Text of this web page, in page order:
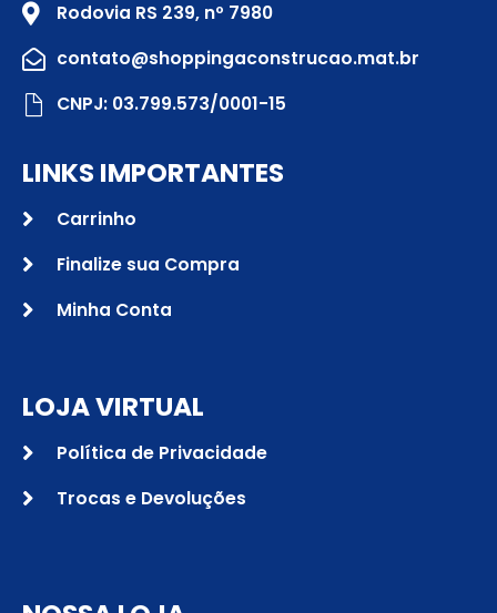
Rodovia RS 239, nº 7980
contato@shoppingaconstrucao.mat.br
CNPJ: 03.799.573/0001-15
LINKS IMPORTANTES
Carrinho
Finalize sua Compra
Minha Conta
LOJA VIRTUAL
Política de Privacidade
Trocas e Devoluções